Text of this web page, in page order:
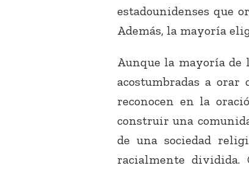
estadounidenses que
Además, la mayoría
Aunque la mayoría de
acostumbradas a
reconocen en la
construir una
de una sociedad
racialmente dividida.